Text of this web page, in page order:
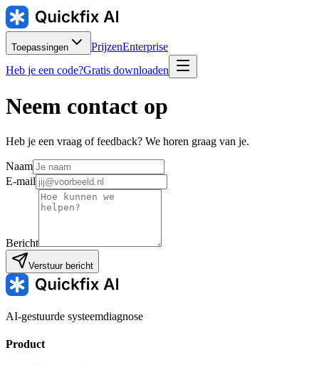
Toepassingen PrijzenEnterprise
Heb je een code?Gratis downloaden
Neem contact op
Heb je een vraag of feedback? We horen graag van je.
Naam
E-mail
Bericht
Verstuur bericht
AI-gestuurde systeemdiagnose
Product